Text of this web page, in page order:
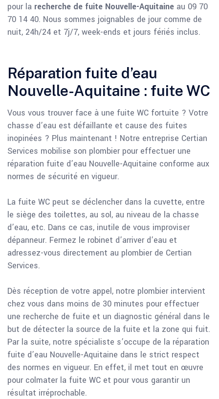
pour la recherche de fuite Nouvelle-Aquitaine au 09 70
70 14 40. Nous sommes joignables de jour comme de
nuit, 24h/24 et 7j/7, week-ends et jours fériés inclus.
Réparation fuite d’eau
Nouvelle-Aquitaine : fuite WC
Vous vous trouver face à une fuite WC fortuite ? Votre
chasse d’eau est défaillante et cause des fuites
inopinées ? Plus maintenant ! Notre entreprise Certian
Services mobilise son plombier pour effectuer une
réparation fuite d’eau Nouvelle-Aquitaine conforme aux
normes de sécurité en vigueur.
La fuite WC peut se déclencher dans la cuvette, entre
le siège des toilettes, au sol, au niveau de la chasse
d’eau, etc. Dans ce cas, inutile de vous improviser
dépanneur. Fermez le robinet d’arriver d’eau et
adressez-vous directement au plombier de Certian
Services.
Dès réception de votre appel, notre plombier intervient
chez vous dans moins de 30 minutes pour effectuer
une recherche de fuite et un diagnostic général dans le
but de détecter la source de la fuite et la zone qui fuit.
Par la suite, notre spécialiste s’occupe de la réparation
fuite d’eau Nouvelle-Aquitaine dans le strict respect
des normes en vigueur. En effet, il met tout en œuvre
pour colmater la fuite WC et pour vous garantir un
résultat irréprochable.